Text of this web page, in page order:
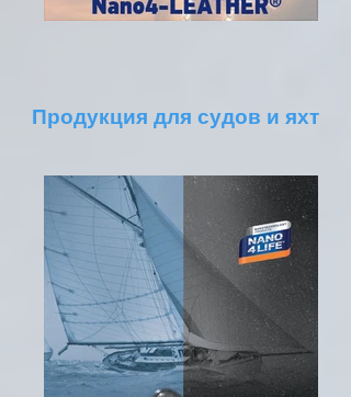
Продукция для судов и яхт